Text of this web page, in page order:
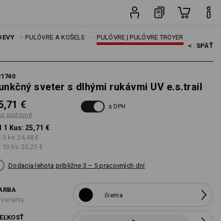
PULÓVRE | PULÓVRE TROYER
TRIČKÁ, PULÓVRE A KOŠELE
< SPÄŤ
sveter s dlhými rukávmi UV e.s.trail
€
poštovné
s DPH
1 Kus: 25,71 €
3 ks: 24,48 €
10 ks: 23,25 €
Dodacia lehota približne 3 – 5 pracovných dní
čierna